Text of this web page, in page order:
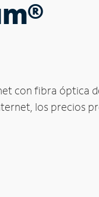
con fibra óptica
los precios